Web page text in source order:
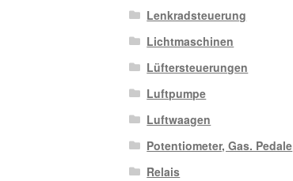
Lenkradsteuerung
Lichtmaschinen
Lüftersteuerungen
Luftpumpe
Luftwaagen
Potentiometer, Gas. Pedale
Relais